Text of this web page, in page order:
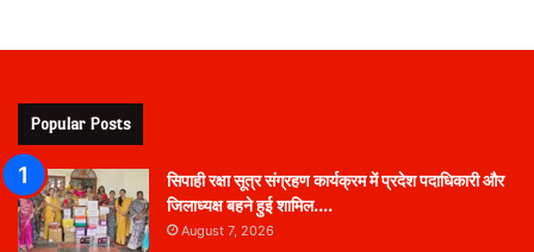
Popular Posts
सिपाही रक्षा सूत्र संग्रहण कार्यक्रम में प्रदेश पदाधिकारी और
जिलाध्यक्ष बहने हुई शामिल….
August 7, 2026